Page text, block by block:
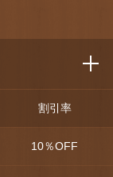
割引率
10％OFF